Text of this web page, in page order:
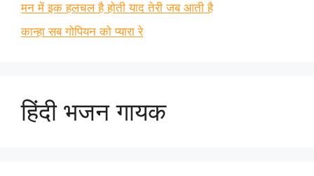
मन में इक हलचल है होती याद तेरी जब आती है
कान्हा सब गोपियन को प्यारा रे
हिंदी भजन गायक